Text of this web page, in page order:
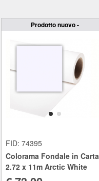
Prodotto nuovo -
FID: 74395
Colorama Fondale in Carta
2.72 x 11m Arctic White